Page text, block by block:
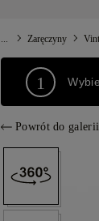
Zaręczyny
1
Powrót do galerii